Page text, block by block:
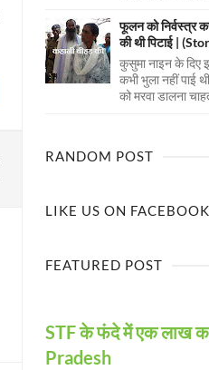
फूलन को निर्वस्त्र
की थी पिटाई |
कुसुमा नाइन के दिए
कभी भुला नहीं पाई
को मरवा डालना
RANDOM POST
LIKE US ON FACEBOOK
FEATURED POST
STF के फंदे में एक लाख
Pradesh